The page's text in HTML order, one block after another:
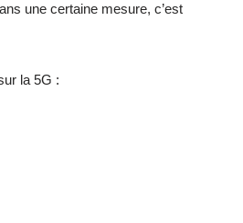
une certaine mesure, c’est
la 5G :